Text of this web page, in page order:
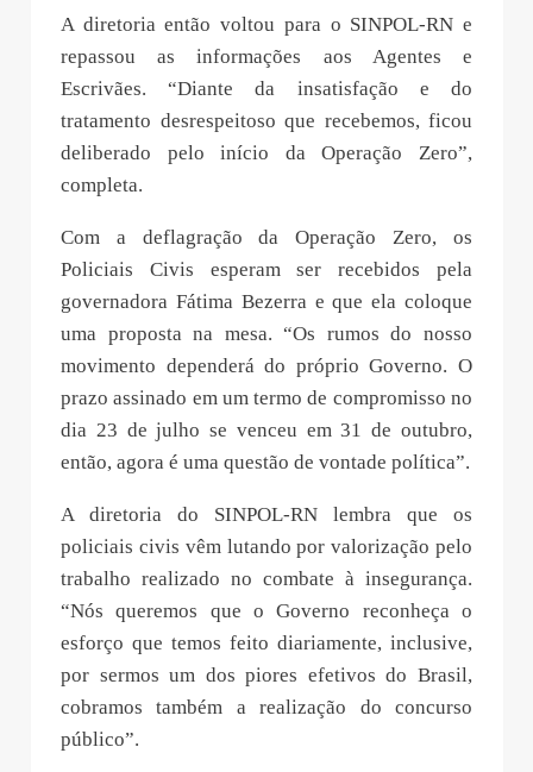
A diretoria então voltou para o SINPOL-RN e
repassou as informações aos Agentes e
Escrivães. “Diante da insatisfação e do
tratamento desrespeitoso que recebemos, ficou
deliberado pelo início da Operação Zero”,
completa.
Com a deflagração da Operação Zero, os
Policiais Civis esperam ser recebidos pela
governadora Fátima Bezerra e que ela coloque
uma proposta na mesa. “Os rumos do nosso
movimento dependerá do próprio Governo. O
prazo assinado em um termo de compromisso no
dia 23 de julho se venceu em 31 de outubro,
então, agora é uma questão de vontade política”.
A diretoria do SINPOL-RN lembra que os
policiais civis vêm lutando por valorização pelo
trabalho realizado no combate à insegurança.
“Nós queremos que o Governo reconheça o
esforço que temos feito diariamente, inclusive,
por sermos um dos piores efetivos do Brasil,
cobramos também a realização do concurso
público”.